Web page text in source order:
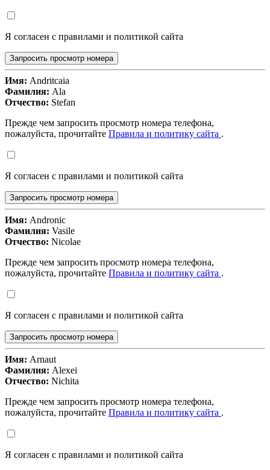
Я согласен с правилами и политикой сайта
Запросить просмотр номера
Имя: Andritcaia
Фамилия: Ala
Отчество: Stefan
Прежде чем запросить просмотр номера телефона,
пожалуйста, прочитайте Правила и политику сайта .
Я согласен с правилами и политикой сайта
Запросить просмотр номера
Имя: Andronic
Фамилия: Vasile
Отчество: Nicolae
Прежде чем запросить просмотр номера телефона,
пожалуйста, прочитайте Правила и политику сайта .
Я согласен с правилами и политикой сайта
Запросить просмотр номера
Имя: Arnaut
Фамилия: Alexei
Отчество: Nichita
Прежде чем запросить просмотр номера телефона,
пожалуйста, прочитайте Правила и политику сайта .
Я согласен с правилами и политикой сайта